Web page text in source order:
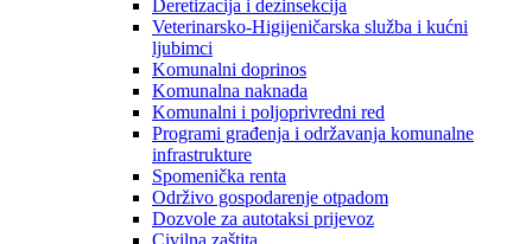
Deretizacija i dezinsekcija
Veterinarsko-Higijeničarska služba i kućni
ljubimci
Komunalni doprinos
Komunalna naknada
Komunalni i poljoprivredni red
Programi građenja i održavanja komunalne
infrastrukture
Spomenička renta
Održivo gospodarenje otpadom
Dozvole za autotaksi prijevoz
Civilna zaštita